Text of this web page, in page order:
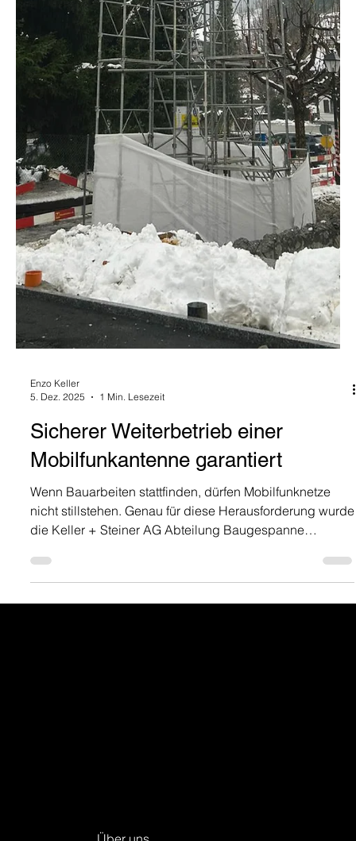
Enzo Keller
Sicherer Weiterbetrieb einer
Mobilfunkantenne garantiert
Wenn Bauarbeiten stattfinden, dürfen Mobilfunknetze
nicht stillstehen. Genau für diese Herausforderung wurde
die Keller + Steiner AG Abteilung Baugespanne
beigezogen.